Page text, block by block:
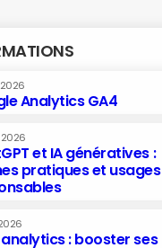
Analytics GA4
et IA génératives :
pratiques et usages
: booster ses